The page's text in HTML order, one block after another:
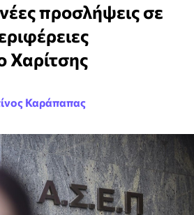
προσλήψεις σε
Χαρίτσης
Καράπαπας